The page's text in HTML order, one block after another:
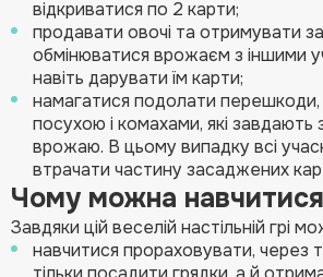
відкриватися по 2 карти;
продавати овочі та отримувати
обмінюватися врожаєм з іншими
навіть дарувати їм карти;
намагатися подолати перешкоди,
посухою і комахами, які завдають
врожаю. В цьому випадку всі
втрачати частину засаджених
Чому можна навчитися
Завдяки цій веселій настільній грі
навчитися прораховувати, через